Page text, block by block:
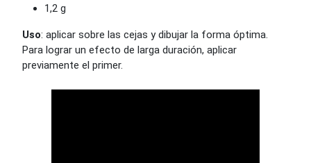
1,2 g
Uso: aplicar sobre las cejas y dibujar la forma óptima.
Para lograr un efecto de larga duración, aplicar
previamente el primer.